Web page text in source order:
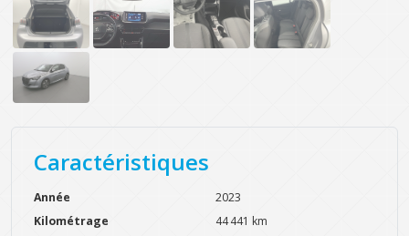
Caractéristiques
Année
2023
Kilométrage
44 441 km